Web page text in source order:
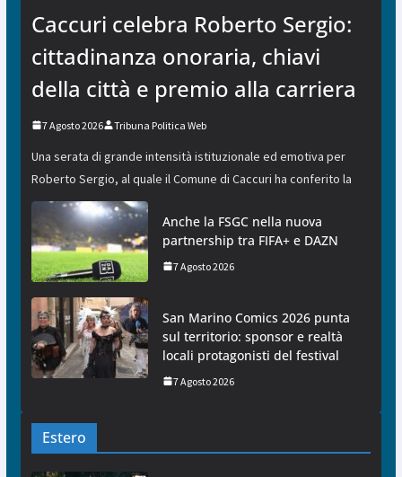
Caccuri celebra Roberto Sergio:
cittadinanza onoraria, chiavi
della città e premio alla carriera
7 Agosto 2026 Tribuna Politica Web
Una serata di grande intensità istituzionale ed emotiva per
Roberto Sergio, al quale il Comune di Caccuri ha conferito la
Anche la FSGC nella nuova
partnership tra FIFA+ e DAZN
7 Agosto 2026
San Marino Comics 2026 punta
sul territorio: sponsor e realtà
locali protagonisti del festival
7 Agosto 2026
Estero